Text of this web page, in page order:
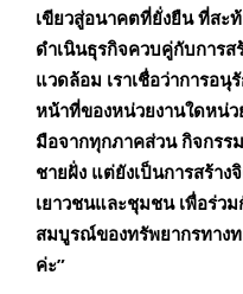
เขียวสู่อนาคตที่ยั่งยืนที่สะท้
ดำเนินธุรกิจควบคู่กับการ
แวดล้อม เราเชื่อว่าการอ
หน้าที่ของหน่วยงานใดหน่
มือจากทุกภาคส่วน กิจกรร
ชายฝั่ง แต่ยังเป็นการสร้า
เยาวชนและชุมชน เพื่อร่ว
สมบูรณ์ของทรัพยากรทาง
ค่ะ”